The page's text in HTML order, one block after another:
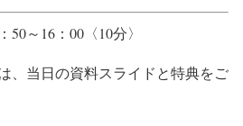
～16：00〈10分〉
、当日の資料スライドと特典をご